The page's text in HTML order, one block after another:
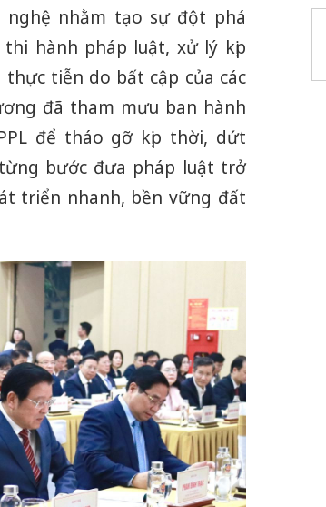
nhằm tạo sự đột phá
hành pháp luật, xử lý kịp
tiễn do bất cập của các
đã tham mưu ban hành
để tháo gỡ kịp thời, dứt
bước đưa pháp luật trở
triển nhanh, bền vững đất